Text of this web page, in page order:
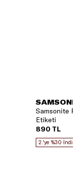
Samsonite
Etiketi
890 TL
2.'ye %30